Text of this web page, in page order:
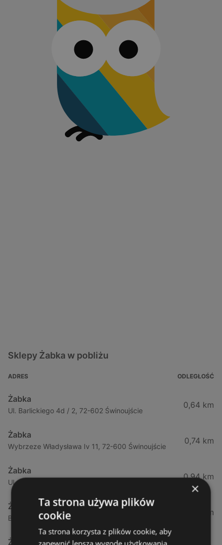
Sklepy Żabka w pobliżu
ADRES ODLEGŁOŚĆ
Żabka
Ul. Barlickiego 4d / 2, 72-602 Świnoujście
0,64 km
Żabka
Wybrzeze Władysława Iv 11, 72-600 Świnoujście
0,74 km
Żabka
Ul. Bohaterów Września 49, 72-600 Świnoujście
0,94 km
Żabka
Bohaterów Września 52, 72-600 Świnoujście
1,02 km
Żabka
×
Ta strona używa plików
cookie
Ta strona korzysta z plików cookie, aby